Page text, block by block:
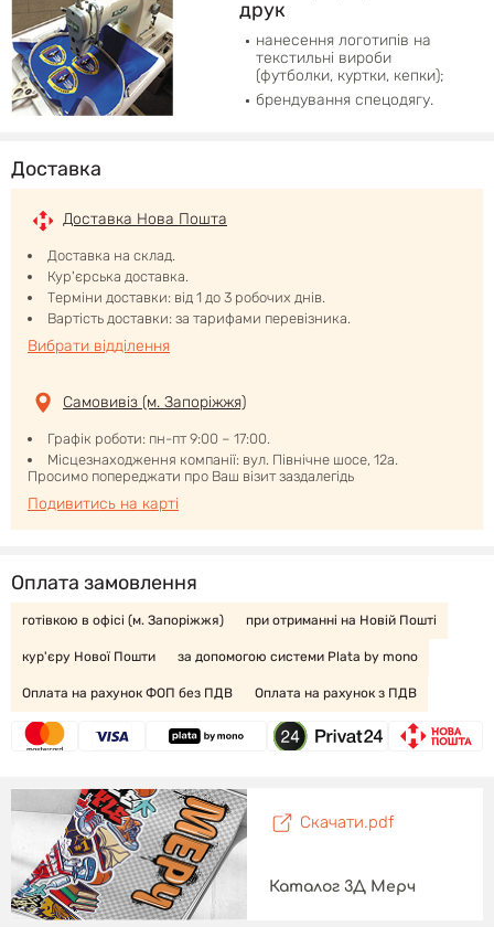
друк
нанесення логотипів на
текстильні вироби
(футболки, куртки, кепки);
брендування спецодягу.
Доставка
Доставка Нова Пошта
Доставка на склад.
Кур'єрська доставка.
Терміни доставки: від 1 до 3 робочих днів.
Вартість доставки: за тарифами перевізника.
Вибрати відділення
Самовивіз (м. Запоріжжя)
Графік роботи: пн-пт 9:00 – 17:00.
Місцезнаходження компанії: вул. Північне шосе, 12а.
Просимо попереджати про Ваш візит заздалегідь
Подивитись на карті
Оплата замовлення
готівкою в офісі (м. Запоріжжя) при отриманні на Новій Пошті
кур'єру Нової Пошти за допомогою системи Plata by mono
Оплата на рахунок ФОП без ПДВ Оплата на рахунок з ПДВ
Скачати.pdf
Каталог 3Д Мерч